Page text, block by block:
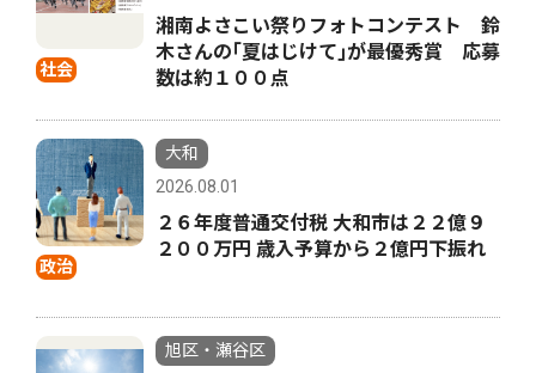
社会
湘南よさこい祭りフォトコンテスト 鈴
木さんの｢夏はじけて｣が最優秀賞 応募
数は約１００点
政治
大和
2026.08.01
２６年度普通交付税 大和市は２２億９
２００万円 歳入予算から２億円下振れ
旭区・瀬谷区